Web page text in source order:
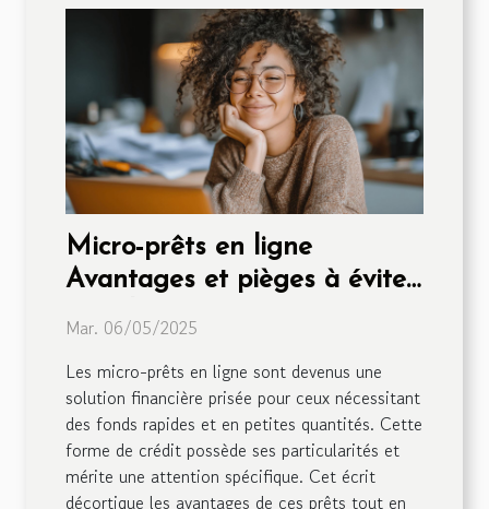
Micro-prêts en ligne
Avantages et pièges à éviter
Mar. 06/05/2025
Les micro-prêts en ligne sont devenus une
solution financière prisée pour ceux nécessitant
des fonds rapides et en petites quantités. Cette
forme de crédit possède ses particularités et
mérite une attention spécifique. Cet écrit
décortique les avantages de ces prêts tout en